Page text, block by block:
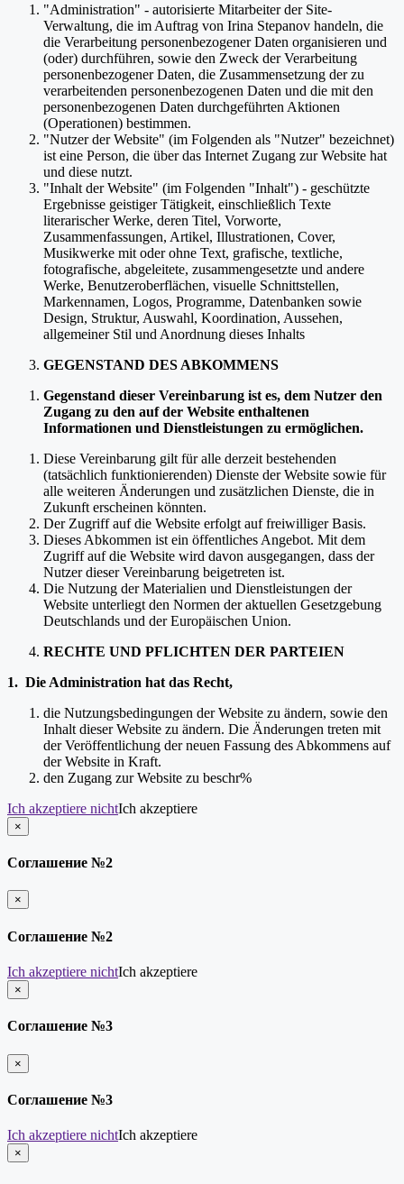
"Administration" - autorisierte Mitarbeiter der Site-
Verwaltung, die im Auftrag von Irina Stepanov handeln, die
die Verarbeitung personenbezogener Daten organisieren und
(oder) durchführen, sowie den Zweck der Verarbeitung
personenbezogener Daten, die Zusammensetzung der zu
verarbeitenden personenbezogenen Daten und die mit den
personenbezogenen Daten durchgeführten Aktionen
(Operationen) bestimmen.
"Nutzer der Website" (im Folgenden als "Nutzer" bezeichnet)
ist eine Person, die über das Internet Zugang zur Website hat
und diese nutzt.
"Inhalt der Website" (im Folgenden "Inhalt") - geschützte
Ergebnisse geistiger Tätigkeit, einschließlich Texte
literarischer Werke, deren Titel, Vorworte,
Zusammenfassungen, Artikel, Illustrationen, Cover,
Musikwerke mit oder ohne Text, grafische, textliche,
fotografische, abgeleitete, zusammengesetzte und andere
Werke, Benutzeroberflächen, visuelle Schnittstellen,
Markennamen, Logos, Programme, Datenbanken sowie
Design, Struktur, Auswahl, Koordination, Aussehen,
allgemeiner Stil und Anordnung dieses Inhalts
GEGENSTAND DES ABKOMMENS
Gegenstand dieser Vereinbarung ist es, dem Nutzer den
Zugang zu den auf der Website enthaltenen
Informationen und Dienstleistungen zu ermöglichen.
Diese Vereinbarung gilt für alle derzeit bestehenden
(tatsächlich funktionierenden) Dienste der Website sowie für
alle weiteren Änderungen und zusätzlichen Dienste, die in
Zukunft erscheinen könnten.
Der Zugriff auf die Website erfolgt auf freiwilliger Basis.
Dieses Abkommen ist ein öffentliches Angebot. Mit dem
Zugriff auf die Website wird davon ausgegangen, dass der
Nutzer dieser Vereinbarung beigetreten ist.
Die Nutzung der Materialien und Dienstleistungen der
Website unterliegt den Normen der aktuellen Gesetzgebung
Deutschlands und der Europäischen Union.
RECHTE UND PFLICHTEN DER PARTEIEN
1. Die Administration hat das Recht,
die Nutzungsbedingungen der Website zu ändern, sowie den
Inhalt dieser Website zu ändern. Die Änderungen treten mit
der Veröffentlichung der neuen Fassung des Abkommens auf
der Website in Kraft.
den Zugang zur Website zu beschr%
Ich akzeptiere nichtIch akzeptiere
×
schließen
Соглашение №2
×
schließen
Соглашение №2
Ich akzeptiere nichtIch akzeptiere
×
schließen
Соглашение №3
×
schließen
Соглашение №3
Ich akzeptiere nichtIch akzeptiere
×
schließen